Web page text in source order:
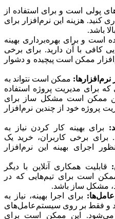
است و برای استفاده از
هزینه این نرم‌افزار برای
و برای بهره‌برداری بهینه
با آن دارید. برای برخی
ممکن است پیچیده و دشوار
: ممکن است نتواند به
مدیریت پروژه استفاده
است مشکل ساز برای
خود از چندین نرم‌افزار
بهینه کار کردن نیاز به
برخی کاربران، خرید یک
بهینه این نرم‌افزار
همکاری آنلاین با دیگر
است برای تیم‌هایی که در
ساز باشد.
برای اجرا بهینه، نیاز به
بر روی سیستم‌عامل‌های
این ممکن است برای